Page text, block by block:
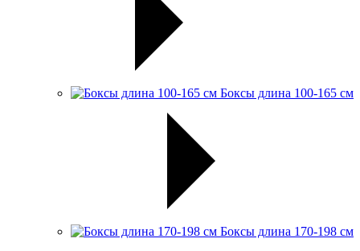
Боксы длина 100-165 см
Боксы длина 170-198 см